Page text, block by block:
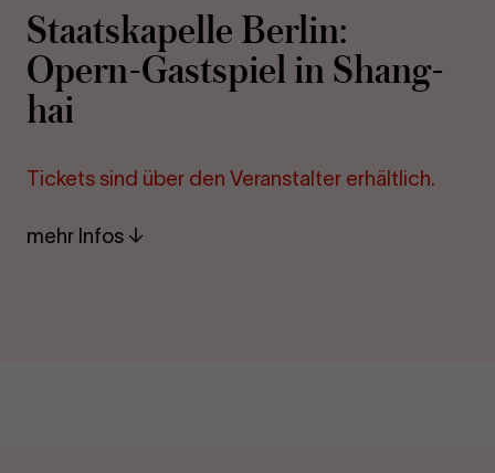
Staats­ka­pel­le Ber­lin:
Opern-​Gastspiel in Shang­
hai
Ti­ckets sind über den Ver­an­stal­ter er­hält­lich.
mehr Infos